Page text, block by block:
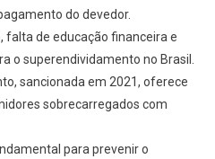
do devedor.
falta de educação financeira e
o superendividamento no Brasil.
sancionada em 2021, oferece
sobrecarregados com
para prevenir o